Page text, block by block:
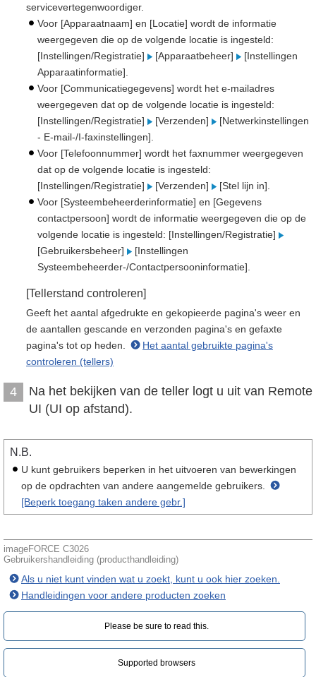
servicevertegenwoordiger.
Voor [Apparaatnaam] en [Locatie] wordt de informatie
weergegeven die op de volgende locatie is ingesteld:
[Instellingen/Registratie]
[Apparaatbeheer]
[Instellingen
Apparaatinformatie].
Voor [Communicatiegegevens] wordt het e-mailadres
weergegeven dat op de volgende locatie is ingesteld:
[Instellingen/Registratie]
[Verzenden]
[Netwerkinstellingen
- E-mail-/I-faxinstellingen].
Voor [Telefoonnummer] wordt het faxnummer weergegeven
dat op de volgende locatie is ingesteld:
[Instellingen/Registratie]
[Verzenden]
[Stel lijn in].
Voor [Systeembeheerderinformatie] en [Gegevens
contactpersoon] wordt de informatie weergegeven die op de
volgende locatie is ingesteld: [Instellingen/Registratie]
[Gebruikersbeheer]
[Instellingen
Systeembeheerder-/Contactpersooninformatie].
[Tellerstand controleren]
Geeft het aantal afgedrukte en gekopieerde pagina's weer en
de aantallen gescande en verzonden pagina's en gefaxte
pagina's tot op heden.
Het aantal gebruikte pagina's
controleren (tellers)
4
Na het bekijken van de teller logt u uit van Remote
UI (UI op afstand).
N.B.
U kunt gebruikers beperken in het uitvoeren van bewerkingen
op de opdrachten van andere aangemelde gebruikers.
[Beperk toegang taken andere gebr.]
imageFORCE C3026
Gebruikershandleiding (producthandleiding)
Als u niet kunt vinden wat u zoekt, kunt u ook hier zoeken.
Handleidingen voor andere producten zoeken
Please be sure to read this.‎
Supported browsers